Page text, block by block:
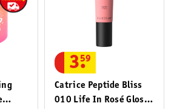
Catrice Peptide Bliss
010 Life In Rosé Glossy
3.
59